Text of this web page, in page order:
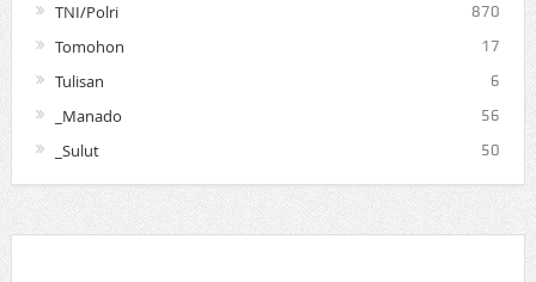
TNI/Polri 870
Tomohon 17
Tulisan 6
_Manado 56
_Sulut 50